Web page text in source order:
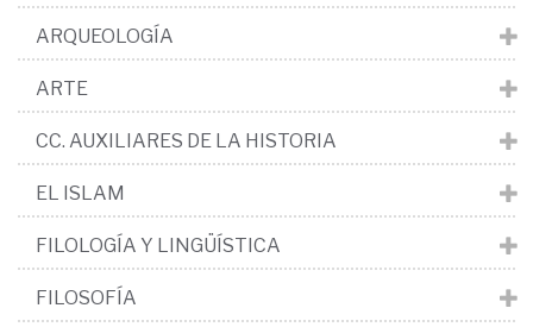
ARQUEOLOGÍA
ARTE
CC. AUXILIARES DE LA HISTORIA
EL ISLAM
FILOLOGÍA Y LINGÜÍSTICA
FILOSOFÍA